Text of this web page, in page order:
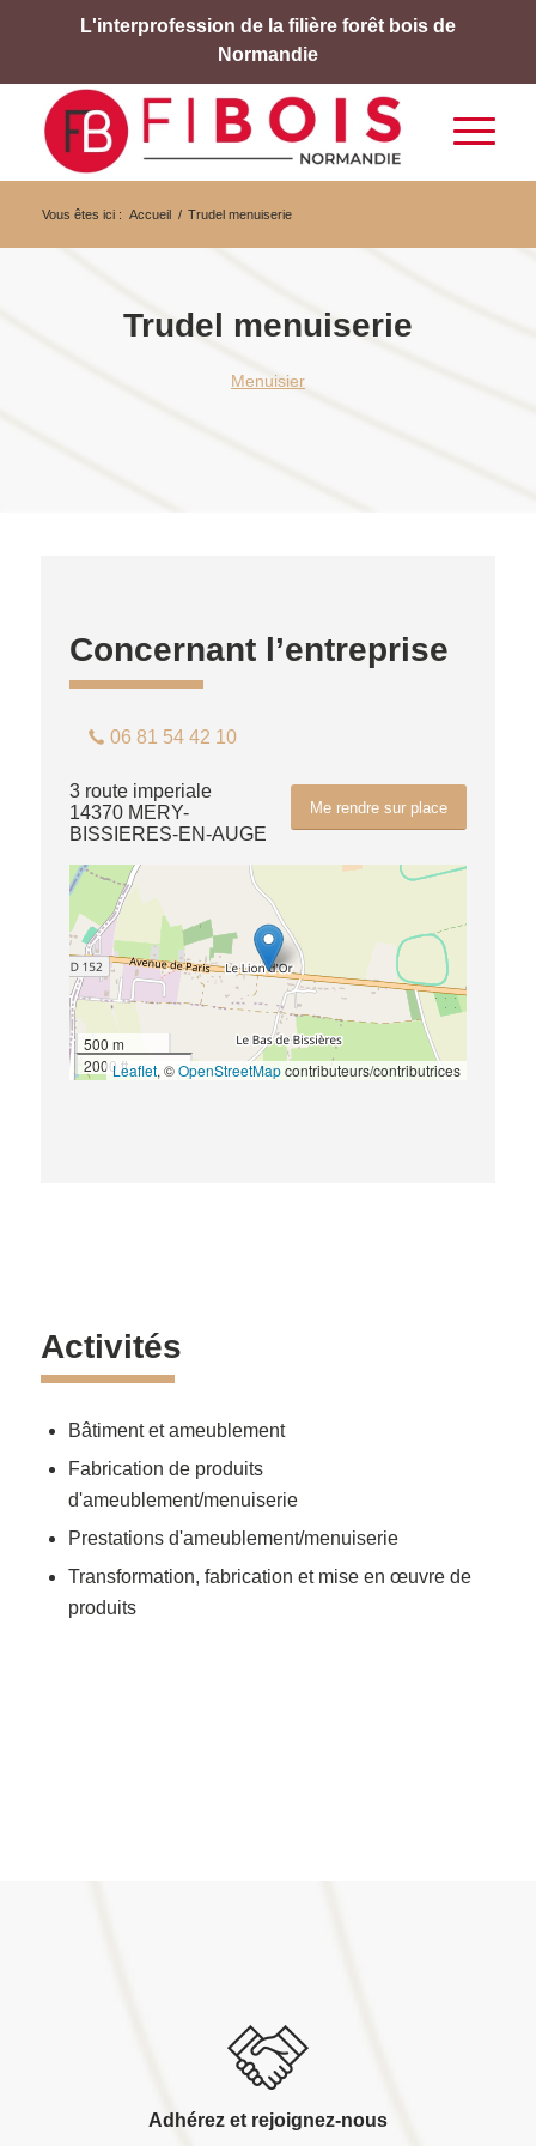
L'interprofession de la filière forêt bois de
Normandie
Vous êtes ici : Accueil / Trudel menuiserie
Trudel menuiserie
Menuisier
Concernant l’entreprise
06 81 54 42 10
Me rendre sur place
3 route imperiale
14370 MERY-
BISSIERES-EN-AUGE
500 m
2000 ftLeaflet, ©OpenStreetMapcontributeurs/contributrices
Activités
Bâtiment et ameublement
Fabrication de produits
d'ameublement/menuiserie
Prestations d'ameublement/menuiserie
Transformation, fabrication et mise en œuvre de
produits
Adhérez et rejoignez-nous